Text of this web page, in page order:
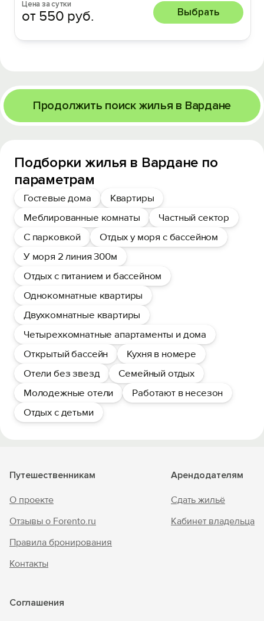
Цена за сутки
от 550 руб. Выбрать
Продолжить поиск жилья в Вардане
Подборки жилья в Вардане по
параметрам
Гостевые дома
Квартиры
Меблированные комнаты
Частный сектор
С парковкой
Отдых у моря с бассейном
У моря 2 линия 300м
Отдых с питанием и бассейном
Однокомнатные квартиры
Двухкомнатные квартиры
Четырехкомнатные апартаменты и дома
Открытый бассейн
Кухня в номере
Отели без звезд
Семейный отдых
Молодежные отели
Работают в несезон
Отдых с детьми
Путешественникам
О проекте
Отзывы о Forento.ru
Правила бронирования
Контакты
Арендодателям
Сдать жильё
Кабинет владельца
Соглашения